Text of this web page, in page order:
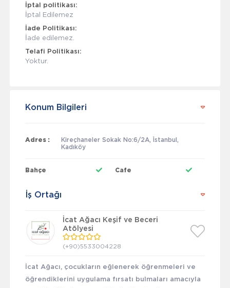
İptal politikası:
İptal Edilemez
İade Politikası:
İade edilemez.
Telafi Politikası:
Yoktur.
Konum Bilgileri
Adres :
Kireçhaneler Sokak No:6/2A, İstanbul,
Kadıköy
Bahçe Cafe
İş Ortağı
İcat Ağacı Keşif ve Beceri
Atölyesi
(+90)5533004228
İcat Ağacı, çocukların eğlenerek öğrenmeleri ve
öğrendiklerini uygulama fırsatı bulmaları amacıyla